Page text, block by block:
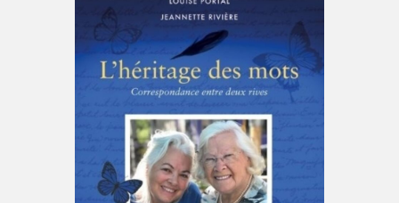
Espace médias